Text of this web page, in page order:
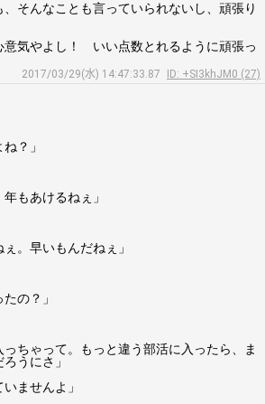
そんなことも言っていられないし、頑張り
意気やよし！ いい点数とれるように頑張っ
2017/03/29(水) 14:47:33.87
ID: +SI3khJM0 (27)
？」
もあけるねぇ」
。早いもんだねぇ」
の？」
ちゃって。もっと違う部活に入ったら、ま
うにさ」
ませんよ」